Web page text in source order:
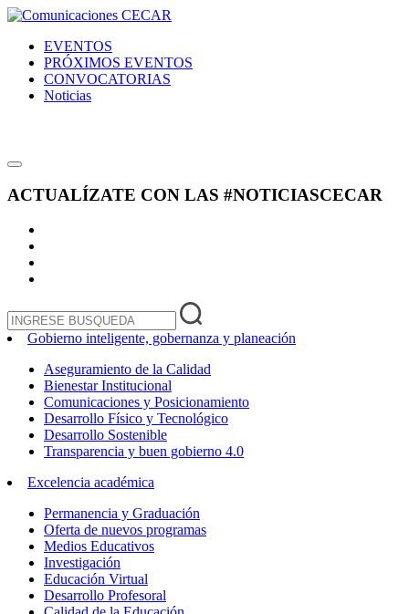
EVENTOS
PRÓXIMOS EVENTOS
CONVOCATORIAS
Noticias
ACTUALÍZATE CON LAS #NOTICIASCECAR
Gobierno inteligente, gobernanza y planeación
Aseguramiento de la Calidad
Bienestar Institucional
Comunicaciones y Posicionamiento
Desarrollo Físico y Tecnológico
Desarrollo Sostenible
Transparencia y buen gobierno 4.0
Excelencia académica
Permanencia y Graduación
Oferta de nuevos programas
Medios Educativos
Investigación
Educación Virtual
Desarrollo Profesoral